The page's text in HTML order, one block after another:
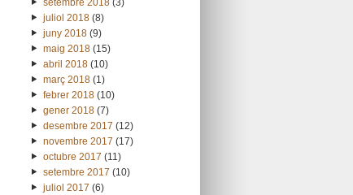
setembre 2018(3)
juliol 2018(8)
juny 2018(9)
maig 2018(15)
abril 2018(10)
març 2018(1)
febrer 2018(10)
gener 2018(7)
desembre 2017 (12)
novembre 2017 (17)
octubre 2017 (11)
setembre 2017 (10)
juliol 2017 (6)